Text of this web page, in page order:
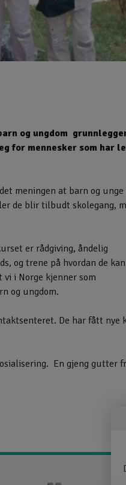
og ungdom
for mennesker som har
meningen at barn og unge
de blir tilbudt skolegang,
er rådgiving, åndelig
og trene på hvordan de kan
vi i Norge kjenner som
og ungdom.
De har fått nye
En gjeng gutter